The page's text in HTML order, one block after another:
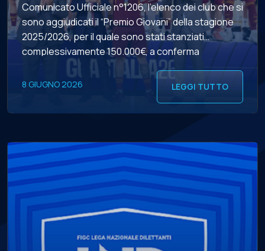
Comunicato Ufficiale n°1206, l’elenco dei club che si
sono aggiudicati il “Premio Giovani” della stagione
2025/2026, per il quale sono stati stanziati
complessivamente 150.000€, a conferma
dell’impegno della governance di Viale Tiziano nel
sostenere economicamente, attraverso l’impiego
una “politica […]
8 GIUGNO 2026 LEGGI TUTTO